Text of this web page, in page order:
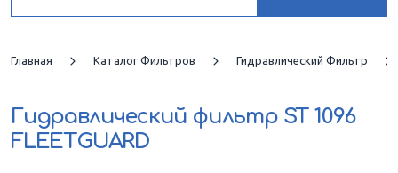
Главная Каталог Фильтров Гидравлический Фильтр
Гидравлический фильтр ST 1096
FLEETGUARD